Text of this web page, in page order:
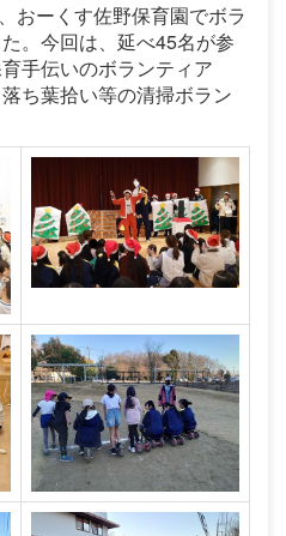
おーくす佐野保育園でボラ
。今回は、延べ45名が参
手伝いのボランティア
ち葉拾い等の清掃ボラン